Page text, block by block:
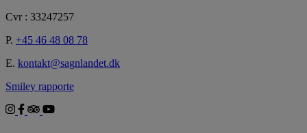
Cvr : 33247257
P. +45 46 48 08 78
E. kontakt@sagnlandet.dk
Smiley rapporte